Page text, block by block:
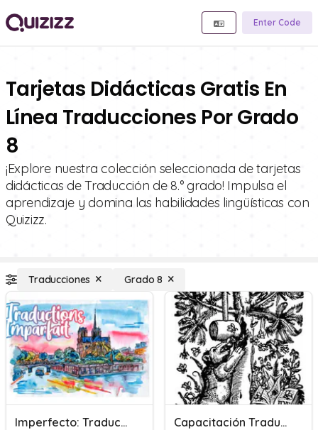
Enter Code
Tarjetas Didácticas Gratis En
Línea Traducciones Por Grado
8
¡Explore nuestra colección seleccionada de tarjetas
didácticas de Traducción de 8.° grado! Impulsa el
aprendizaje y domina las habilidades lingüísticas con
Quizizz.
Traducciones Grado 8
Imperfecto: Traducciones Capacitación Traducciones.